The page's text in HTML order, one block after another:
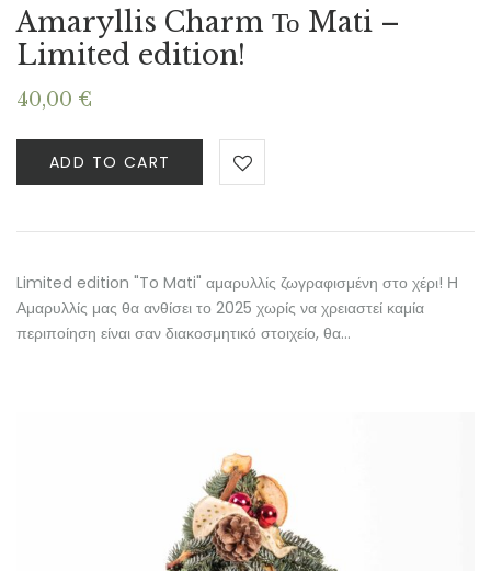
Amaryllis Charm Το Mati –
Limited edition!
40,00 €
ADD TO CART
Limited edition "To Mati" αμαρυλλίς ζωγραφισμένη στο χέρι! Η
Αμαρυλλίς μας θα ανθίσει το 2025 χωρίς να χρειαστεί καμία
περιποίηση είναι σαν διακοσμητικό στοιχείο, θα…